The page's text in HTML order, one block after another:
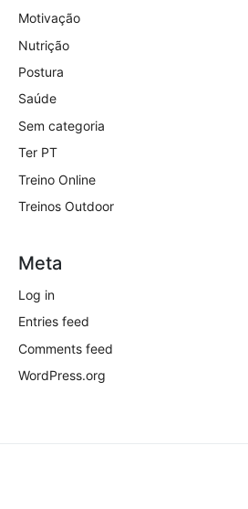
Motivação
Nutrição
Postura
Saúde
Sem categoria
Ter PT
Treino Online
Treinos Outdoor
Meta
Log in
Entries feed
Comments feed
WordPress.org